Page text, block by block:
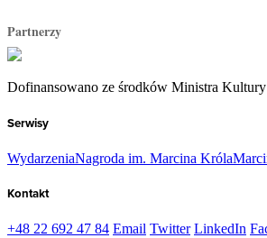
Partnerzy
Dofinansowano ze środków Ministra
Serwisy
WydarzeniaNagroda im. Marcina Króla
Kontakt
+48 22 692 47 84 Email Twitter LinkedIn